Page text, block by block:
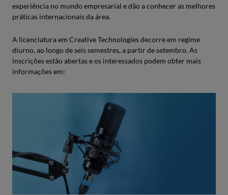
experiência no mundo empresarial e dão a conhecer as melhores
práticas internacionais da área.
A licenciatura em Creative Technologies decorre em regime
diurno, ao longo de seis semestres, a partir de setembro. As
inscrições estão abertas e os interessados podem obter mais
informações em: